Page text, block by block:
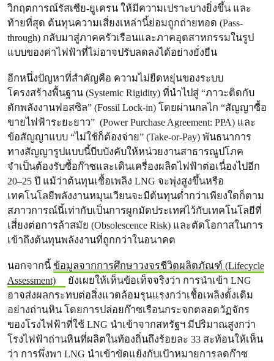
วิกฤตการณ์รัสเซีย-ยูเครน ให้มีความเปราะบางยิ่งขึ้น และ
ท้ายที่สุด ต้นทุนความเสี่ยงเหล่านี้ย่อมถูกถ่ายทอด (Pass-
through) กลับมาสู่ภาคครัวเรือนและภาคอุตสาหกรรมในรูป
แบบของค่าไฟฟ้าที่ไม่อาจปรับลดลงได้อย่างยั่งยืน
อีกหนึ่งปัญหาที่สำคัญคือ ความไม่ยืดหยุ่นของระบบ
โครงสร้างพื้นฐาน (Systemic Rigidity) ที่นำไปสู่ “ภาวะติดกับ
ดักพลังงานฟอสซิล” (Fossil Lock-in) โดยผ่านกลไก “สัญญาซื้อ
ขายไฟฟ้าระยะยาว” (Power Purchase Agreement: PPA) และ
ข้อสัญญาแบบ “ไม่ใช้ก็ต้องจ่าย” (Take-or-Pay) พันธนาการ
ทางสัญญารูปแบบนี้บีบบังคับให้หน่วยงานสาธารณูปโภค
จำเป็นต้องรับซื้อก๊าซและเดินเครื่องผลิตไฟฟ้าต่อเนื่องไปอีก
20–25 ปี แม้ว่าต้นทุนเชื้อเพลิง LNG จะพุ่งสูงขึ้นหรือ
เทคโนโลยีพลังงานหมุนเวียนจะมีต้นทุนต่ำกว่าเพียงใดก็ตาม
สภาวการณ์นี้เท่ากับเป็นการผูกมัดประเทศไว้กับเทคโนโลยีที่
เสี่ยงต่อการล้าสมัย (Obsolescence Risk) และตัดโอกาสในการ
เข้าถึงต้นทุนพลังงานที่ถูกกว่าในอนาคต
นอกจากนี้ ข้อมูลจากการศึกษาวงจรชีวิตผลิตภัณฑ์ (Lifecycle
Assessment)
ยังเผยให้เห็นข้อเท็จจริงว่า การนำเข้า LNG
อาจส่งผลกระทบต่อสิ่งแวดล้อมรุนแรงกว่าเชื้อเพลิงดั้งเดิม
อย่างถ่านหิน โดยการปล่อยก๊าซเรือนกระจกตลอดวัฏจักร
ของโรงไฟฟ้าที่ใช้ LNG นำเข้าจากสหรัฐฯ มีปริมาณสูงกว่า
โรงไฟฟ้าถ่านหินที่ผลิตในท้องถิ่นถึงร้อยละ 33 สะท้อนให้เห็น
ว่า การพึ่งพา LNG นำเข้าขัดแย้งกับเป้าหมายการลดก๊าซ